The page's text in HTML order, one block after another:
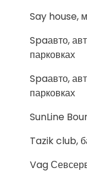
Say house,
Spaавто,
парковках
Spaавто,
парковках
SunLine
Tazik club,
Vag